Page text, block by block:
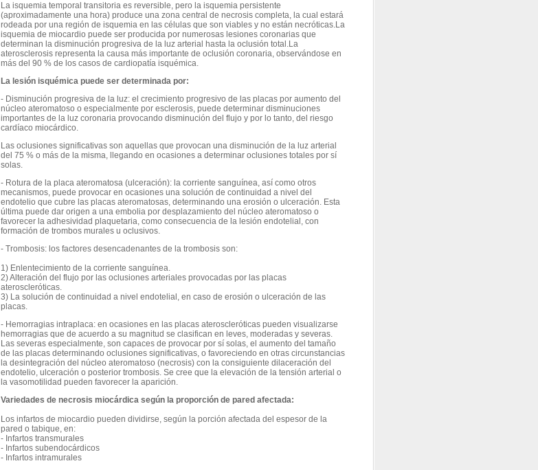
La isquemia temporal transitoria es reversible, pero la isquemia persistente
(aproximadamente una hora) produce una zona central de necrosis completa, la cual estará
rodeada por una región de isquemia en las células que son viables y no están necróticas.La
isquemia de miocardio puede ser producida por numerosas lesiones coronarias que
determinan la disminución progresiva de la luz arterial hasta la oclusión total.La
aterosclerosis representa la causa más importante de oclusión coronaria, observándose en
más del 90 % de los casos de cardiopatía isquémica.
La lesión isquémica puede ser determinada por:
- Disminución progresiva de la luz: el crecimiento progresivo de las placas por aumento del
núcleo ateromatoso o especialmente por esclerosis, puede determinar disminuciones
importantes de la luz coronaria provocando disminución del flujo y por lo tanto, del riesgo
cardíaco miocárdico.
Las oclusiones significativas son aquellas que provocan una disminución de la luz arterial
del 75 % o más de la misma, llegando en ocasiones a determinar oclusiones totales por sí
solas.
- Rotura de la placa ateromatosa (ulceración): la corriente sanguínea, así como otros
mecanismos, puede provocar en ocasiones una solución de continuidad a nivel del
endotelio que cubre las placas ateromatosas, determinando una erosión o ulceración. Esta
última puede dar origen a una embolia por desplazamiento del núcleo ateromatoso o
favorecer la adhesividad plaquetaria, como consecuencia de la lesión endotelial, con
formación de trombos murales u oclusivos.
- Trombosis: los factores desencadenantes de la trombosis son:
1) Enlentecimiento de la corriente sanguínea.
2) Alteración del flujo por las oclusiones arteriales provocadas por las placas
ateroscleróticas.
3) La solución de continuidad a nivel endotelial, en caso de erosión o ulceración de las
placas.
- Hemorragias intraplaca: en ocasiones en las placas ateroscleróticas pueden visualizarse
hemorragias que de acuerdo a su magnitud se clasifican en leves, moderadas y severas.
Las severas especialmente, son capaces de provocar por sí solas, el aumento del tamaño
de las placas determinando oclusiones significativas, o favoreciendo en otras circunstancias
la desintegración del núcleo ateromatoso (necrosis) con la consiguiente dilaceración del
endotelio, ulceración o posterior trombosis. Se cree que la elevación de la tensión arterial o
la vasomotilidad pueden favorecer la aparición.
Variedades de necrosis miocárdica según la proporción de pared afectada:
Los infartos de miocardio pueden dividirse, según la porción afectada del espesor de la
pared o tabique, en:
- Infartos transmurales
- Infartos subendocárdicos
- Infartos intramurales